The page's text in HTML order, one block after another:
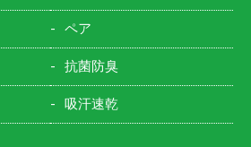
ペア
抗菌防臭
吸汗速乾